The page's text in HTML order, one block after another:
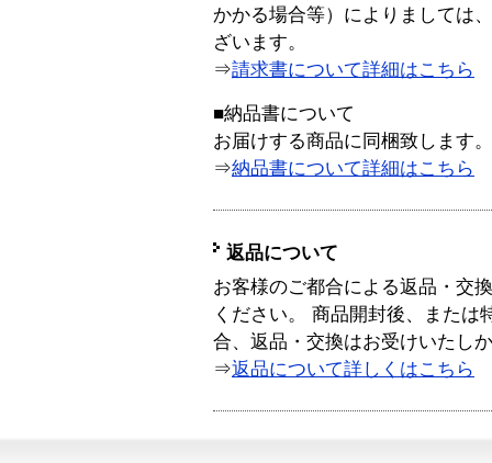
かかる場合等）によりましては
ざいます。
⇒請求書について詳細はこちら
■納品書について
お届けする商品に同梱致します。
⇒納品書について詳細はこちら
返品について
お客様のご都合による返品・交
ください。 商品開封後、または
合、返品・交換はお受けいたし
⇒返品について詳しくはこちら